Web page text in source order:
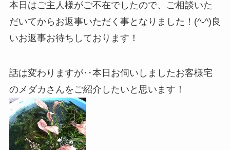
本日はご主人様がご不在でしたので、ご相談いた
だいてからお返事いただく事となりました！(^-^)良
いお返事お待ちしております！
話は変わりますが‥本日お伺いしましたお客様宅
のメダカさんをご紹介したいと思います！